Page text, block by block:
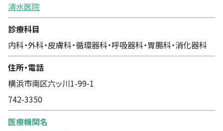
清水医院
診療科目
内科・外科・皮膚科・循環器科・呼吸器科・胃腸科・消化器科
住所・電話
横浜市南区六ッ川1-99-1
742-3350
医療機関名